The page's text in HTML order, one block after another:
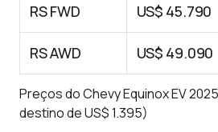
RS FWD US$ 45.790
RS AWD US$ 49.090
Preços do Chevy Equinox EV
destino de US$ 1.395)